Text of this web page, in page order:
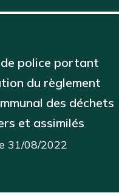
police portant
du règlement
des déchets
et assimilés
31/08/2022